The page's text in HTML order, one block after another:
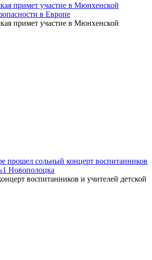
примет участие в Мюнхенской
в Европе
примет участие в Мюнхенской
прошел сольный концерт воспитанников
Новополоцка
воспитанников и учителей детской